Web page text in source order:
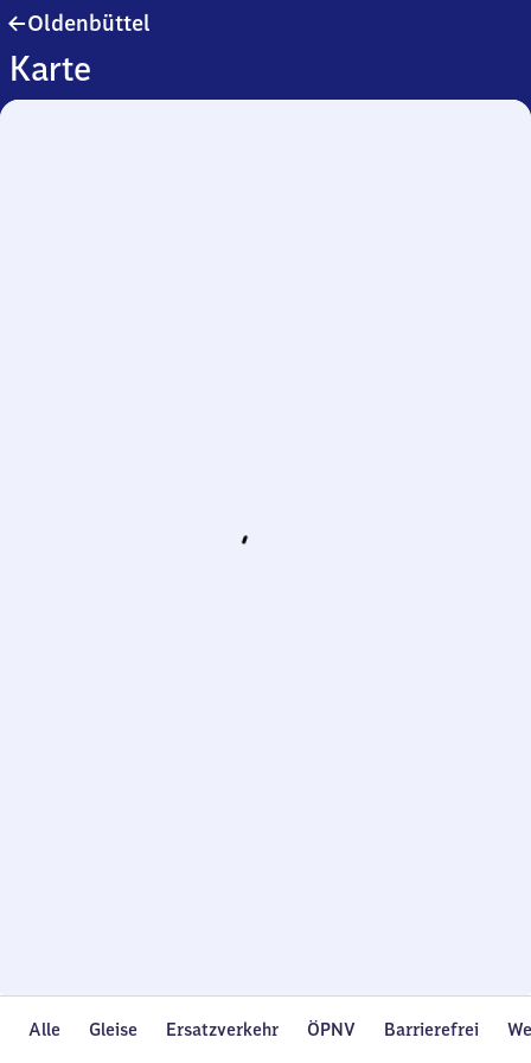
Oldenbüttel
Karte
Alle Gleise Ersatzverkehr ÖPNV Barrierefrei